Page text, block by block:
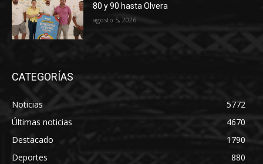
80 y 90 hasta Olvera
agosto 5, 2026
CATEGORÍAS
Noticias
5772
Últimas noticias
4670
Destacado
1790
Deportes
880